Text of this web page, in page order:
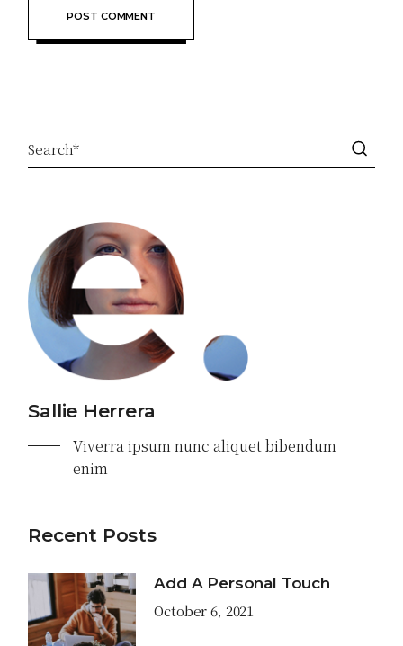
POST COMMENT
Sallie Herrera
Viverra ipsum nunc aliquet bibendum
enim
Recent Posts
Add A Personal Touch
October 6, 2021